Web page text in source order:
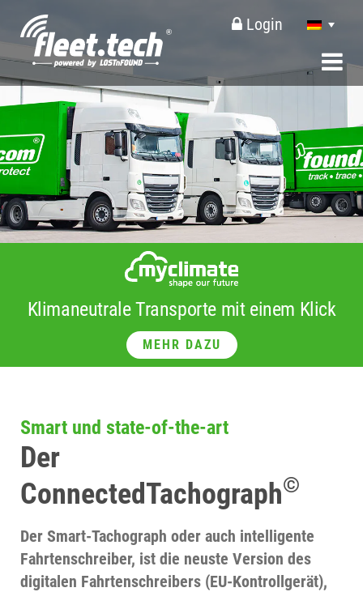
Login
Klimaneutrale Transporte mit einem Klick
MEHR DAZU
Smart und state-of-the-art
Der
ConnectedTachograph©
Der Smart-Tachograph oder auch intelligente
Fahrtenschreiber, ist die neuste Version des
digitalen Fahrtenschreibers (EU-Kontrollgerät),